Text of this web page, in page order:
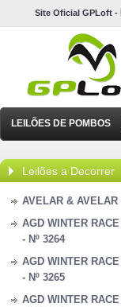
Site Oficial GPLoft -
LEILÕES DE POMBOS
Leilões a Decorrer
AVELAR & AVELAR
AGD WINTER
- Nº 3264
AGD WINTER
- Nº 3265
AGD WINTER